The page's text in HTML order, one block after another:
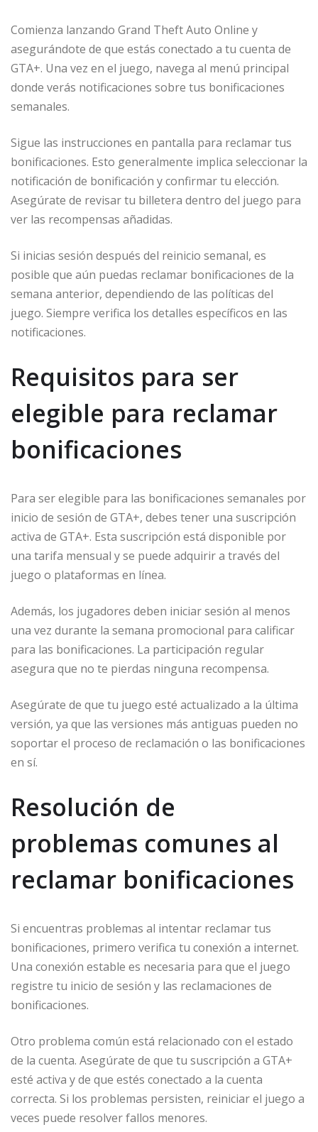
Comienza lanzando Grand Theft Auto Online y
asegurándote de que estás conectado a tu cuenta de
GTA+. Una vez en el juego, navega al menú principal
donde verás notificaciones sobre tus bonificaciones
semanales.
Sigue las instrucciones en pantalla para reclamar tus
bonificaciones. Esto generalmente implica seleccionar la
notificación de bonificación y confirmar tu elección.
Asegúrate de revisar tu billetera dentro del juego para
ver las recompensas añadidas.
Si inicias sesión después del reinicio semanal, es
posible que aún puedas reclamar bonificaciones de la
semana anterior, dependiendo de las políticas del
juego. Siempre verifica los detalles específicos en las
notificaciones.
Requisitos para ser
elegible para reclamar
bonificaciones
Para ser elegible para las bonificaciones semanales por
inicio de sesión de GTA+, debes tener una suscripción
activa de GTA+. Esta suscripción está disponible por
una tarifa mensual y se puede adquirir a través del
juego o plataformas en línea.
Además, los jugadores deben iniciar sesión al menos
una vez durante la semana promocional para calificar
para las bonificaciones. La participación regular
asegura que no te pierdas ninguna recompensa.
Asegúrate de que tu juego esté actualizado a la última
versión, ya que las versiones más antiguas pueden no
soportar el proceso de reclamación o las bonificaciones
en sí.
Resolución de
problemas comunes al
reclamar bonificaciones
Si encuentras problemas al intentar reclamar tus
bonificaciones, primero verifica tu conexión a internet.
Una conexión estable es necesaria para que el juego
registre tu inicio de sesión y las reclamaciones de
bonificaciones.
Otro problema común está relacionado con el estado
de la cuenta. Asegúrate de que tu suscripción a GTA+
esté activa y de que estés conectado a la cuenta
correcta. Si los problemas persisten, reiniciar el juego a
veces puede resolver fallos menores.